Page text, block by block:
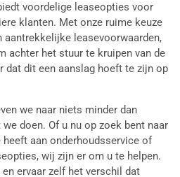
voordelige leaseopties voor
klanten. Met onze ruime keuze
aantrekkelijke leasevoorwaarden,
achter het stuur te kruipen van de
dat dit een aanslag hoeft te zijn op
we naar niets minder dan
doen. Of u nu op zoek bent naar
aan onderhoudsservice of
wij zijn er om u te helpen.
en ervaar zelf het verschil dat